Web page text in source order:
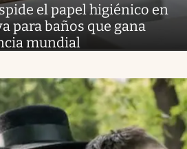
el papel higiénico en
para baños que gana
mundial